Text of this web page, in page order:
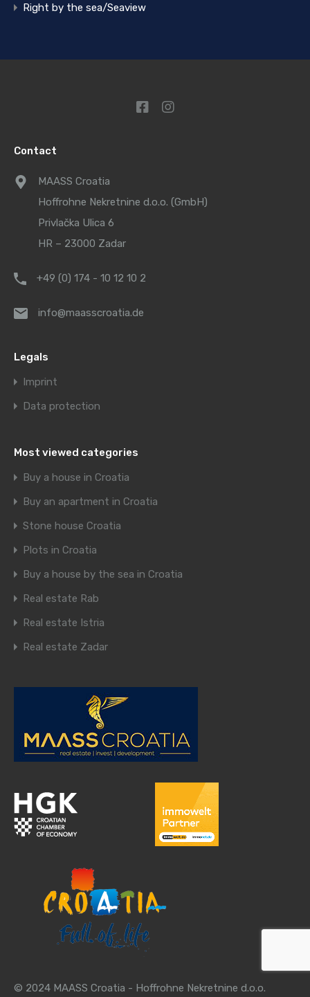
Right by the sea/Seaview
Contact
MAASS Croatia
Hoffrohne Nekretnine d.o.o. (GmbH)
Privlačka Ulica 6
HR – 23000 Zadar
+49 (0) 174 - 10 12 10 2
info@maasscroatia.de
Legals
Imprint
Data protection
Most viewed categories
Buy a house in Croatia
Buy an apartment in Croatia
Stone house Croatia
Plots in Croatia
Buy a house by the sea in Croatia
Real estate Rab
Real estate Istria
Real estate Zadar
© 2024 MAASS Croatia - Hoffrohne Nekretnine d.o.o.